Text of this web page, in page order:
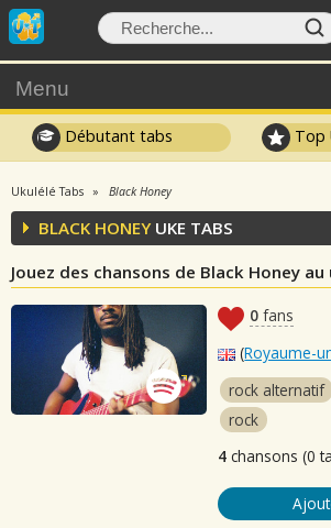
Menu
Débutant tabs Top
Ukulélé Tabs Black Honey
BLACK HONEYUKE TABS
Jouez des chansons de Black Honey au
0 fans
(Royaume-
rock alternatif
rock
4 chansons (0